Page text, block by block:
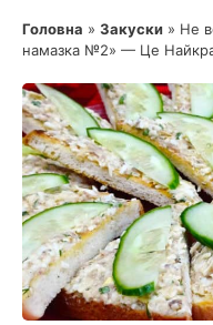
Головна » Закуски » Не
намазка №2» — Це